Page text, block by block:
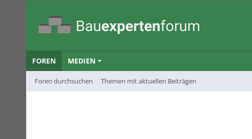
FOREN
Foren durchsuchen Themen mit aktuellen Beiträgen
MEDIEN